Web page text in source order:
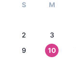
S M
2
3
9
10